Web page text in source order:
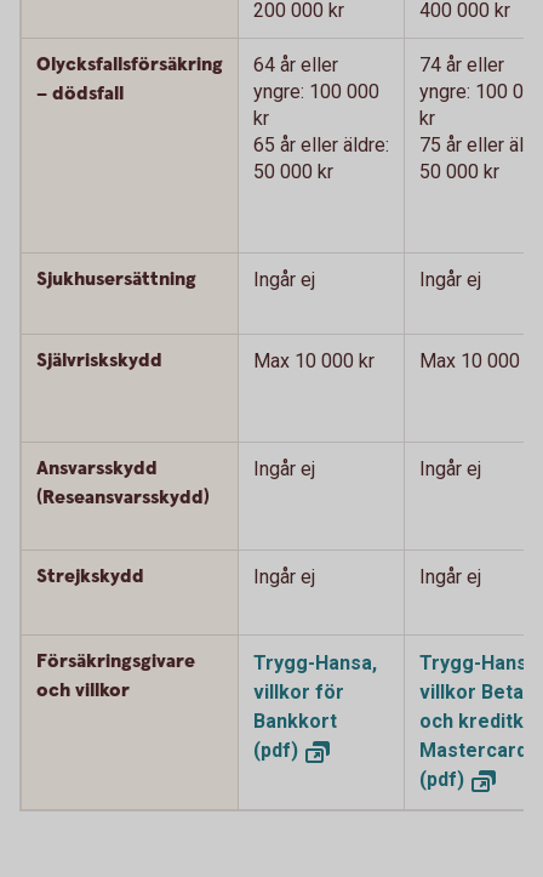
200 000 kr 400 000 kr
Olycksfallsförsäkring
– dödsfall
64 år eller
yngre: 100 000
kr
65 år eller äldre:
50 000 kr
74 år eller
yngre: 100
kr
75 år eller
50 000 kr
Sjukhusersättning Ingår ej Ingår ej
Självriskskydd Max 10 000 kr Max 10 000 kr
Ansvarsskydd
(Reseansvarsskydd)
Ingår ej Ingår ej
Strejkskydd Ingår ej Ingår ej
Försäkringsgivare
och villkor
Trygg-Hansa,
villkor för
Bankkort
(pdf)
Trygg-Hansa,
villkor Betal-
och
Mastercard
(pdf)